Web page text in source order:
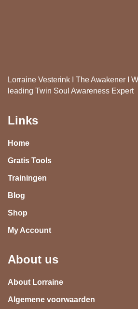
Lorraine Vesterink I The Awakener I
leading Twin Soul Awareness Expert
Links
Home
Gratis Tools
Trainingen
Blog
Shop
My Account
About us
About Lorraine
Algemene voorwaarden